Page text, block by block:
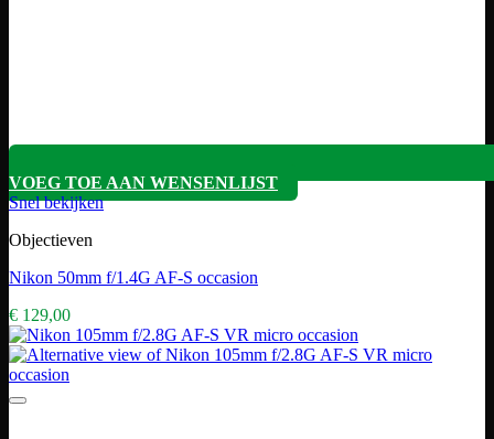
VOEG TOE AAN WENSENLIJST
Snel bekijken
Objectieven
Nikon 50mm f/1.4G AF-S occasion
€ 129,00